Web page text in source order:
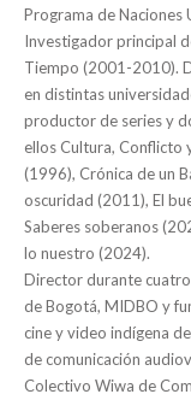
Programa de Naciones
Investigador principal
Tiempo (2001-2010).
en distintas
productor de series y
ellos Cultura, Conflicto
(1996), Crónica de un
oscuridad (2011), El
Saberes soberanos
lo nuestro (2024).
Director durante
de Bogotá, MIDBO y
cine y video indígena
de comunicación
Colectivo Wiwa de